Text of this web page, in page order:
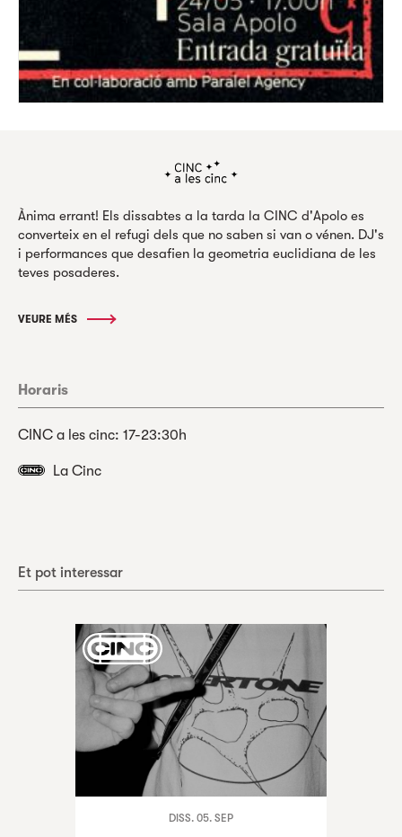
Ànima errant! Els dissabtes a la tarda la CINC d'Apolo es
converteix en el refugi dels que no saben si van o vénen. DJ's
i performances que desafien la geometria euclidiana de les
teves posaderes.
VEURE MÉS
Horaris
CINC a les cinc: 17-23:30h
La Cinc
Et pot interessar
DISS. 05. SEP